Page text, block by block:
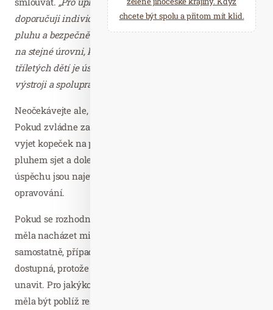
doporučuji individuální výuku. Jakmile se naučí jet v
pluhu a bezpečně zastavit, může se zařadit do skupinky
na stejné úrovni, kde vzniká přirozená motivace. U
tříletých dětí je úspěchem, když vydrží hodinu ve
výstroji a spolupracují,“
Neočekávejte ale, že se za první hodinu naučí lyžovat.
Pokud zvládne za týden, tedy zhruba deset hodin výuky,
vyjet kopeček na provazovém vleku a bezpečně ho
pluhem sjet a dole zastavit, je to vítězství! Cestou k
úspěchu jsou najeté kilometry a trpělivé neustálé
opravování.
Pokud se rozhodnete pro lyžařskou školičku, pak by se
měla nacházet mimo hlavní provoz lyžařského areálu,
samostatně, případně odděleně. Měla by být snadno
dostupná, protože malé děti se mohou dlouhou cestou
unavit. Pro jakýkoliv případ (toaleta, chladné počasí…) by
měla být poblíž restaurace, chaty nebo mít k dispozici
chcete být spolu a přitom mít klid.